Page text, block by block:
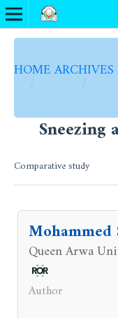
HOME
/
ARCHIVES
/
Comparative study
Queen Arwa
Author